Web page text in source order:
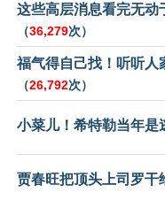
这些高层消息看完无动
（36,279次）
福气得自己找！听听人
（26,792次）
小菜儿！希特勒当年是
贾春旺把顶头上司罗干